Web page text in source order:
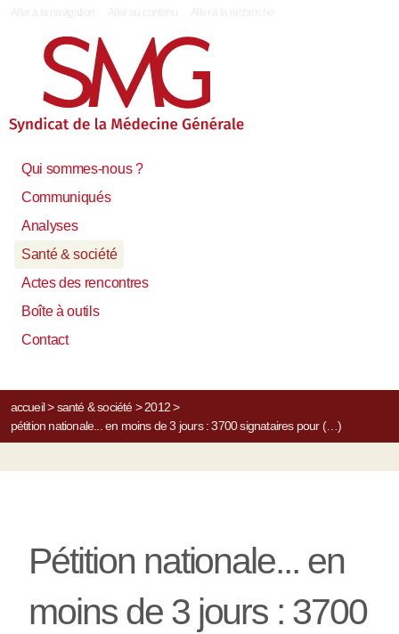
Qui sommes-nous ?
Communiqués
Analyses
Santé & société
Actes des rencontres
Boîte à outils
Contact
accueil> santé & société> 2012>
pétition nationale... en moins de 3 jours : 3700 signataires pour (…)
Pétition nationale... en
moins de 3 jours : 3700